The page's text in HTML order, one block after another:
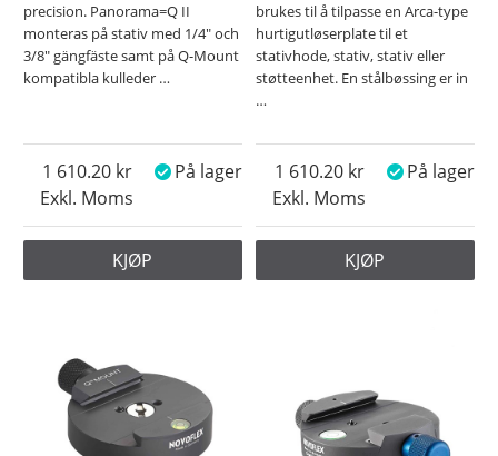
precision. Panorama=Q II
monteras på stativ med 1/4" och
3/8" gängfäste samt på Q-Mount
kompatibla kulleder …
Exkl. Moms
1 610.20 På lager
KJØP
brukes til å tilpasse en Arca-type
hurtigutløserplate til et
stativhode, stativ, stativ eller
støtteenhet. En stålbøssing er in
…
Exkl. Moms
1 610.20 På lager
KJØP